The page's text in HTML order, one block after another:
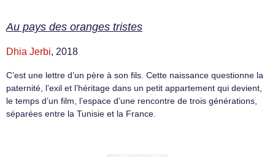
Au pays des oranges tristes
Dhia Jerbi, 2018
C’est une lettre d’un père à son fils. Cette naissance questionne la
paternité, l’exil et l’héritage dans un petit appartement qui devient,
le temps d’un film, l’espace d’une rencontre de trois générations,
séparées entre la Tunisie et la France.